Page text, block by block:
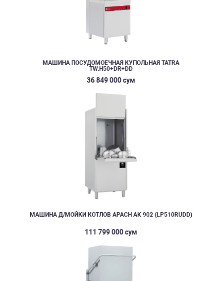
МАШИНА ПОСУДОМОЕЧНАЯ КУПОЛЬНАЯ TATRA
TW.H50+DR+DD
36 849 000 сум
МАШИНА Д/МОЙКИ КОТЛОВ APACH AK 902 (LP510RUDD)
111 799 000 сум